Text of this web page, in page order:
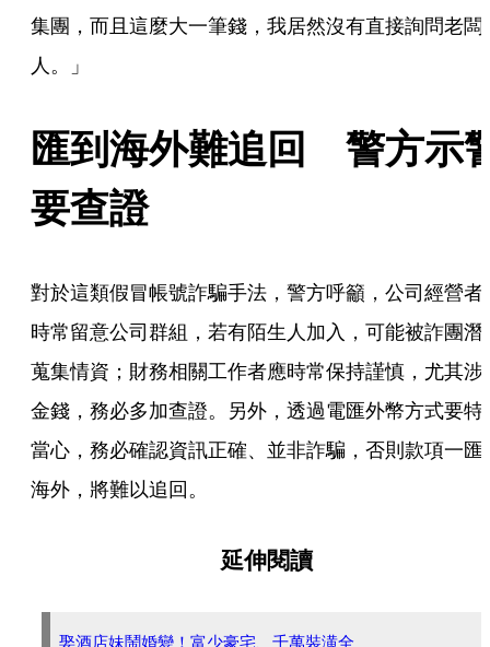
集團，而且這麼大一筆錢，我居然沒有直接詢問老闆
人。」
匯到海外難追回　警方示
要查證
對於這類假冒帳號詐騙手法，警方呼籲，公司經營者
時常留意公司群組，若有陌生人加入，可能被詐團潛
蒐集情資；財務相關工作者應時常保持謹慎，尤其涉
金錢，務必多加查證。另外，透過電匯外幣方式要特
當心，務必確認資訊正確、並非詐騙，否則款項一匯
海外，將難以追回。
延伸閱讀
娶酒店妹鬧婚變！富少豪宅、千萬裝潢全